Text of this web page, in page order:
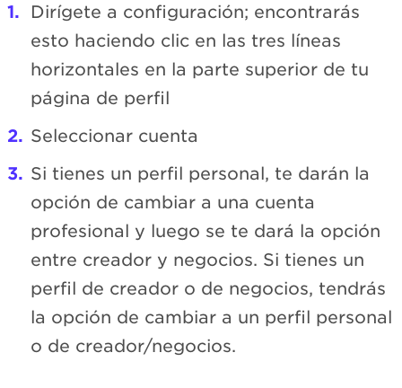
Dirígete a configuración; encontrarás
esto haciendo clic en las tres líneas
horizontales en la parte superior de tu
página de perfil
Seleccionar cuenta
Si tienes un perfil personal, te darán la
opción de cambiar a una cuenta
profesional y luego se te dará la opción
entre creador y negocios. Si tienes un
perfil de creador o de negocios, tendrás
la opción de cambiar a un perfil personal
o de creador/negocios.